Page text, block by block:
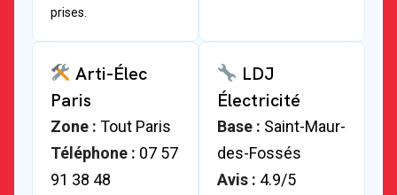
prises.
Arti-Élec
Paris
Zone : Tout Paris
Téléphone : 07 57
91 38 48
LDJ
Électricité
Base : Saint-Maur-
des-Fossés
Avis : 4.9/5